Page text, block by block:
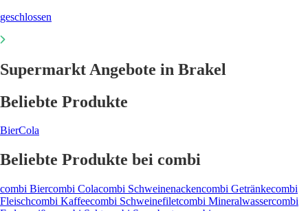
geschlossen
Supermarkt Angebote in Brakel
Beliebte Produkte
BierCola
Beliebte Produkte bei combi
combi Biercombi Colacombi Schweinenackencombi Getränkecombi
Fleischcombi Kaffeecombi Schweinefiletcombi Mineralwassercombi